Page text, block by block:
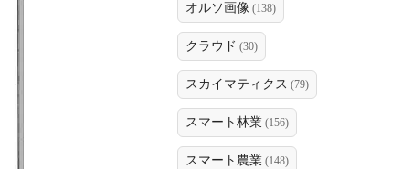
オルソ画像 (138)
クラウド (30)
スカイマティクス (79)
スマート林業 (156)
スマート農業 (148)